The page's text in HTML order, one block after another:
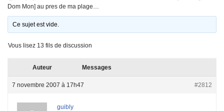
Dom Mon] au pres de ma plage…
Ce sujet est vide.
Vous lisez 13 fils de discussion
Auteur Messages
7 novembre 2007 à 17h47 #2812
guibly